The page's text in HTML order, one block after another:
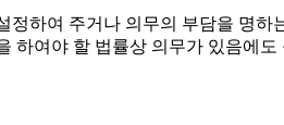
하여 주거나 의무의 부담을 명
하여야 할 법률상 의무가 있음에